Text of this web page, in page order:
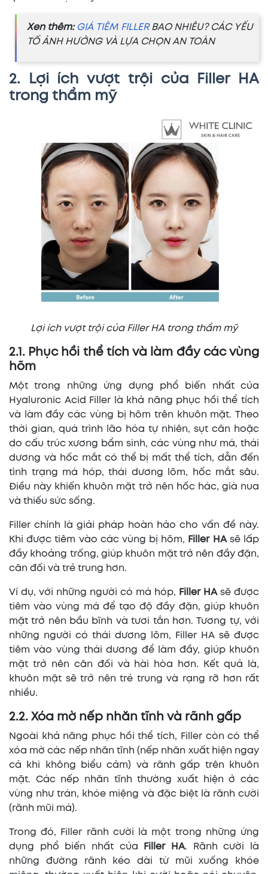
Xen thêm: GIÁ TIÊM FILLERBAO NHIÊU? CÁC YẾU
TỐ ẢNH HƯỞNG VÀ LỰA CHỌN AN TOÀN
2. Lợi ích vượt trội của Filler HA
trong thẩm mỹ
Lợi ích vượt trội của Filler HA trong thẩm mỹ
2.1. Phục hồi thể tích và làm đầy các vùng
hõm
Một trong những ứng dụng phổ biến nhất của
Hyaluronic Acid Filler là khả năng phục hồi thể tích
và làm đầy các vùng bị hõm trên khuôn mặt. Theo
thời gian, quá trình lão hóa tự nhiên, sụt cân hoặc
do cấu trúc xương bẩm sinh, các vùng như má, thái
dương và hốc mắt có thể bị mất thể tích, dẫn đến
tình trạng má hóp, thái dương lõm, hốc mắt sâu.
Điều này khiến khuôn mặt trở nên hốc hác, già nua
và thiếu sức sống.
Filler chính là giải pháp hoàn hảo cho vấn đề này.
Khi được tiêm vào các vùng bị hõm, Filler HA sẽ lấp
đầy khoảng trống, giúp khuôn mặt trở nên đầy đặn,
cân đối và trẻ trung hơn.
Ví dụ, với những người có má hóp, Filler HAsẽ được
tiêm vào vùng má để tạo độ đầy đặn, giúp khuôn
mặt trở nên bầu bĩnh và tươi tắn hơn. Tương tự, với
những người có thái dương lõm, Filler HA sẽ được
tiêm vào vùng thái dương để làm đầy, giúp khuôn
mặt trở nên cân đối và hài hòa hơn. Kết quả là,
khuôn mặt sẽ trở nên trẻ trung và rạng rỡ hơn rất
nhiều.
2.2. Xóa mờ nếp nhăn tĩnh và rãnh gấp
Ngoài khả năng phục hồi thể tích, Filler còn có thể
xóa mờ các nếp nhăn tĩnh (nếp nhăn xuất hiện ngay
cả khi không biểu cảm) và rãnh gấp trên khuôn
mặt. Các nếp nhăn tĩnh thường xuất hiện ở các
vùng như trán, khóe miệng và đặc biệt là rãnh cười
(rãnh mũi má).
Trong đó, Filler rãnh cười là một trong những ứng
dụng phổ biến nhất của Filler HA. Rãnh cười là
những đường rãnh kéo dài từ mũi xuống khóe